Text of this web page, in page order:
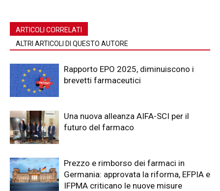
ARTICOLI CORRELATI
ALTRI ARTICOLI DI QUESTO AUTORE
Rapporto EPO 2025, diminuiscono i
brevetti farmaceutici
Una nuova alleanza AIFA-SCI per il
futuro del farmaco
Prezzo e rimborso dei farmaci in
Germania: approvata la riforma, EFPIA e
IFPMA criticano le nuove misure